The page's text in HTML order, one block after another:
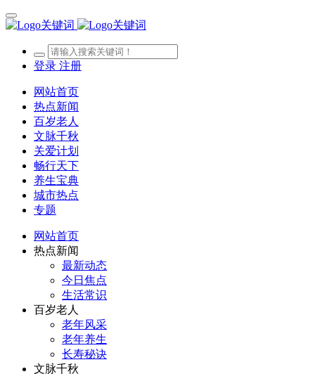
登录 注册
网站首页
热点新闻
百岁老人
文脉千秋
关爱计划
畅行天下
养生宝典
城市热点
专题
网站首页
热点新闻
最新动态
今日焦点
生活常识
百岁老人
老年风采
老年养生
长寿秘诀
文脉千秋